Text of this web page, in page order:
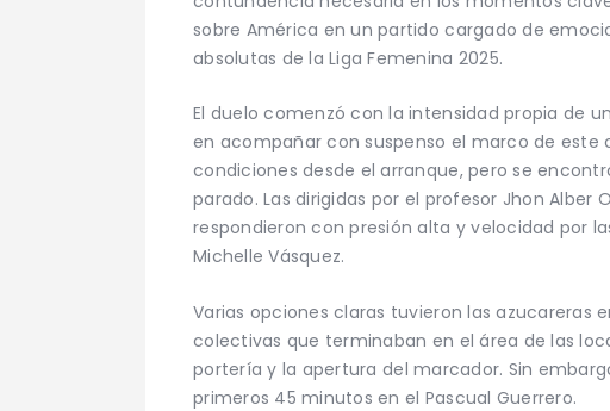
sobre América en un partido cargado de
absolutas de la Liga Femenina 2025.
El duelo comenzó con la intensidad propia de
en acompañar con suspenso el marco de
condiciones desde el arranque, pero se
parado. Las dirigidas por el profesor Jhon Alber
respondieron con presión alta y velocidad por
Michelle Vásquez.
Varias opciones claras tuvieron las azucareras
colectivas que terminaban en el área de las
portería y la apertura del marcador. Sin
primeros 45 minutos en el Pascual Guerrero.